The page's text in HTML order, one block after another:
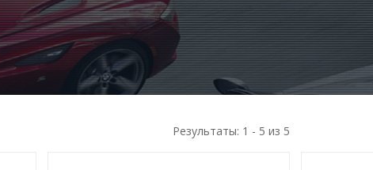
Результаты: 1 - 5 из 5